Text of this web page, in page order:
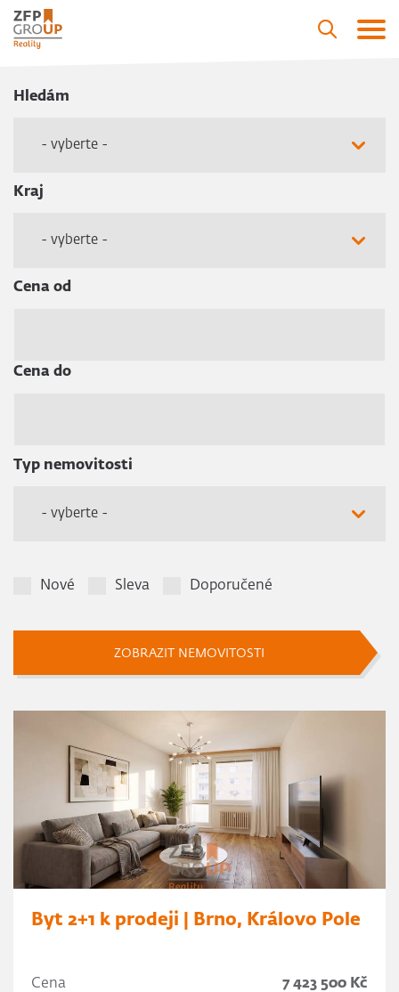
Hledám
- vyberte -
Kraj
- vyberte -
Cena od
Cena do
Typ nemovitosti
- vyberte -
Nové Sleva Doporučené
ZOBRAZIT NEMOVITOSTI
Byt 2+1 k prodeji | Brno, Královo Pole
Cena 7 423 500 Kč